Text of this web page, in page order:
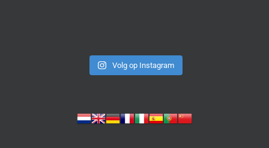
Volg op Instagram